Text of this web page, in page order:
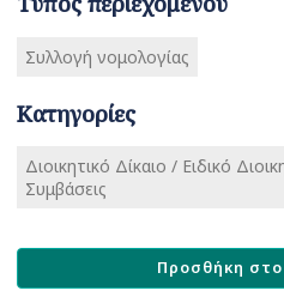
Συλλογή νομολογίας
Κατηγορίες
Διοικητικό Δίκαιο / Ειδικό
Συμβάσεις
Προσθήκη